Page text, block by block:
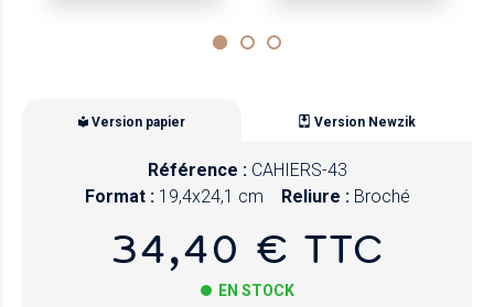
Version papier Version Newzik
Référence : CAHIERS-43
Format : 19,4x24,1 cm Reliure : Broché
34,40 € TTC
EN STOCK